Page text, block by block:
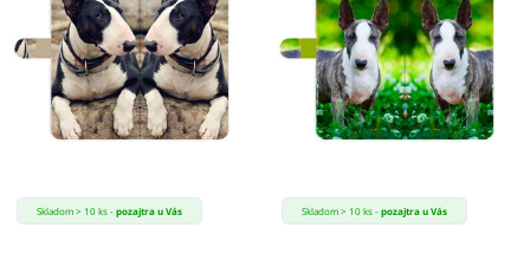
Skladom > 10 ks -pozajtra u Vás Skladom > 10 ks -pozajtra u Vás